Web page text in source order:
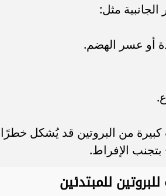
مثل:
أو عسر الهضم.
كبيرة من البروتين قد يُشكل
الإفراط.
للمبتدئين